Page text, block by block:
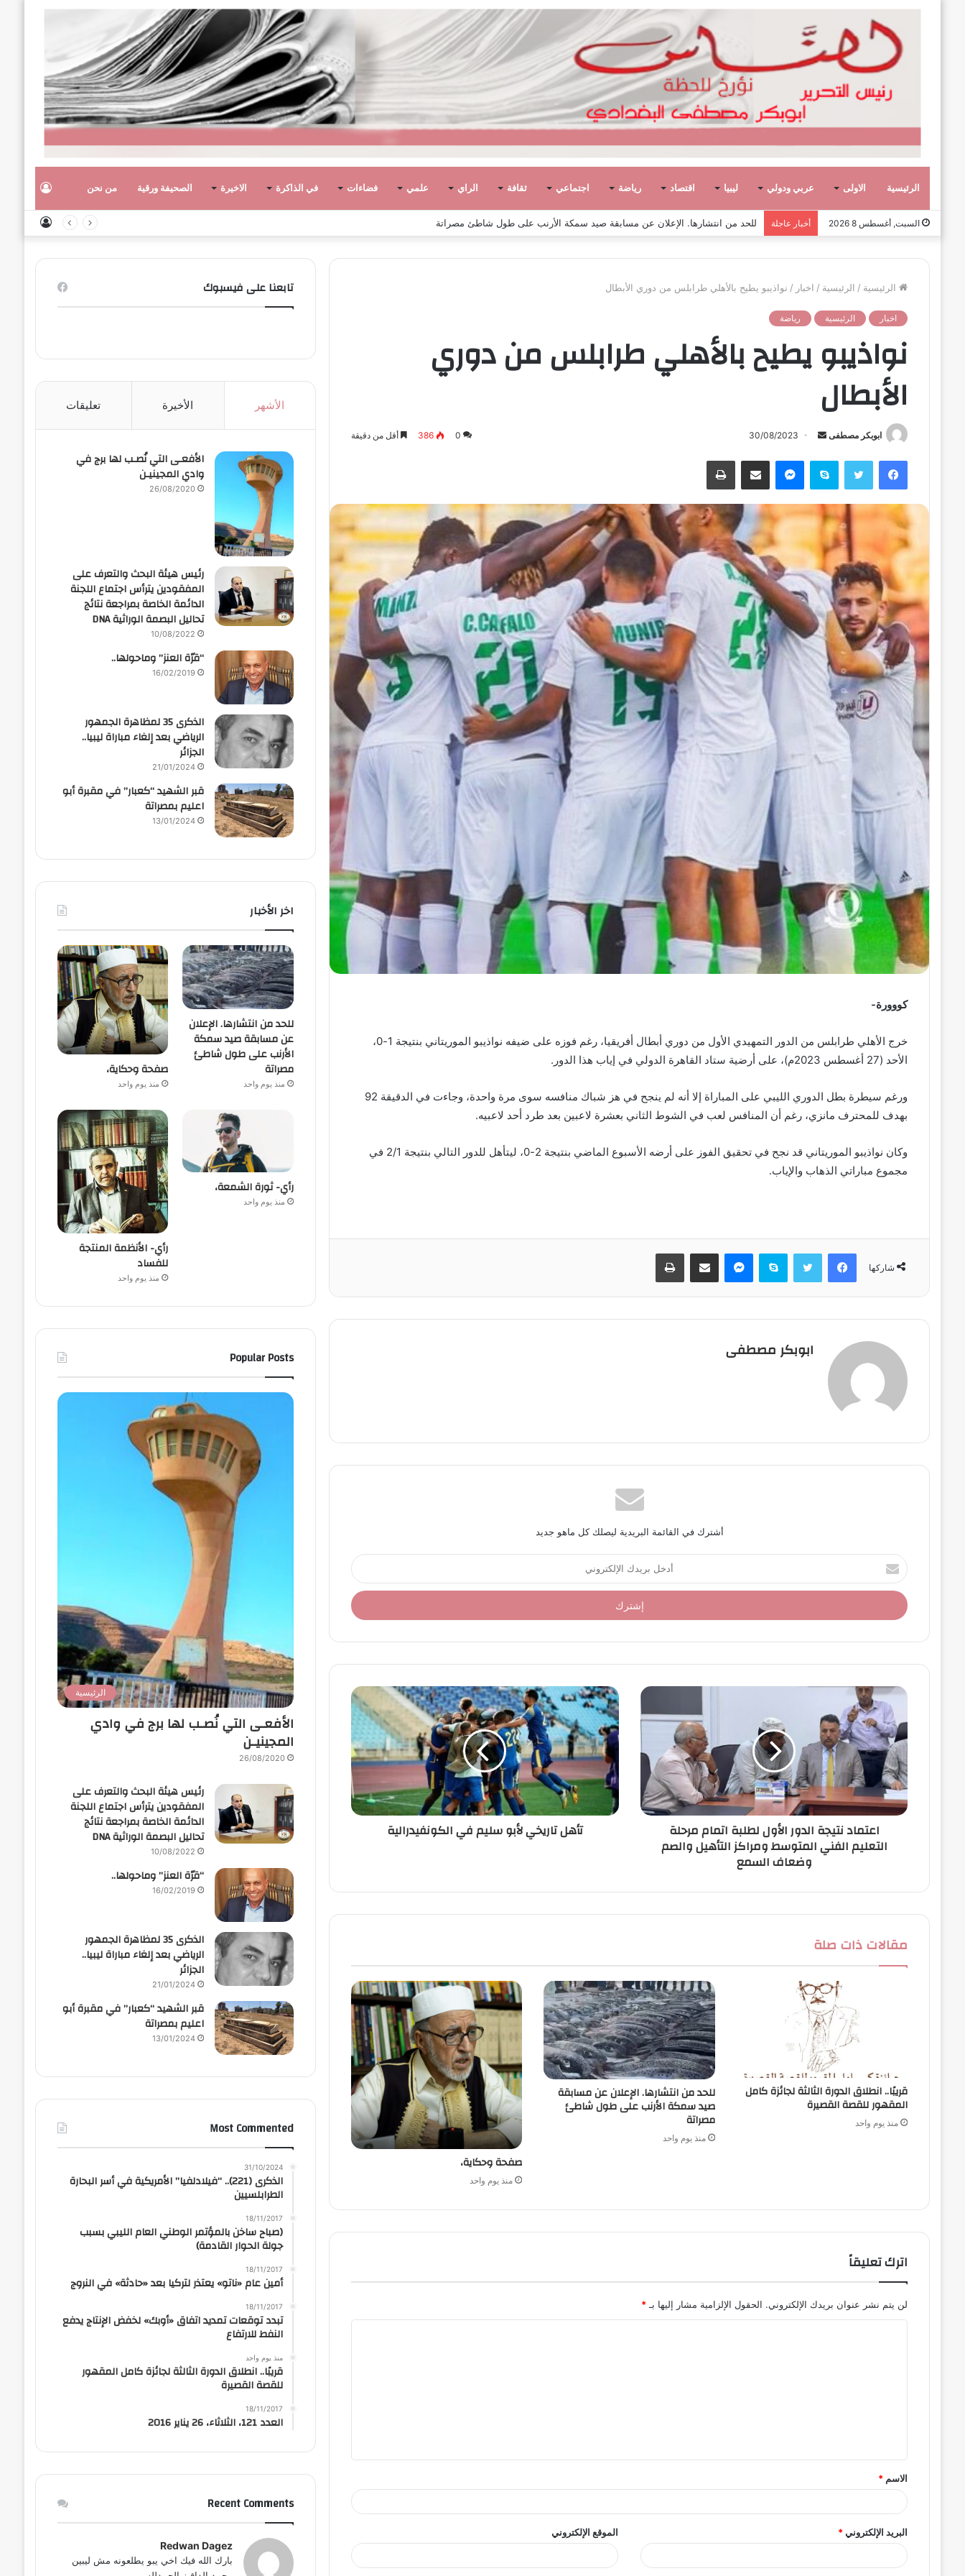
الرئيسية الاولى عربي ودولي ليبيا اقتصاد رياضة اجتماعي ثقافة الراي علمي فضاءات في الذاكرة الاخيرة الصحيفة ورقية من نحن
السبت, أغسطس 8 2026 أخبار عاجلة صفحة وحكاية،
الرئيسية / الرئيسية / اخبار / نواذيبو يطيح بالأهلي طرابلس من دوري الأبطال
اخبار الرئيسية رياضة
نواذيبو يطيح بالأهلي طرابلس من دوري
الأبطال
ابوبكر مصطفى
أ
ب
ر
د
ا
إ
ل
ك
ر
ن
ا
30/08/2023
0
386 أقل من دقيقة
فيسبوك تويتر سكايب ماسنجر مشاركة عبر البريد طباعة
كووورة-
خرج الأهلي طرابلس من الدور التمهيدي الأول من دوري أبطال أفريقيا، رغم فوزه على ضيفه نواذيبو الموريتاني بنتيجة 1-0،
الأحد (27 أغسطس 2023م)، على أرضية ستاد القاهرة الدولي في إياب هذا الدور.
ورغم سيطرة بطل الدوري الليبي على المباراة إلا أنه لم ينجح في هز شباك منافسه سوى مرة واحدة، وجاءت في الدقيقة 92
بهدف للمحترف مانزي، رغم أن المنافس لعب في الشوط الثاني بعشرة لاعبين بعد طرد أحد لاعبيه.
وكان نواذيبو الموريتاني قد نجح في تحقيق الفوز على أرضه الأسبوع الماضي بنتيجة 2-0، ليتأهل للدور التالي بنتيجة 2/1 في
مجموع مباراتي الذهاب والإياب.
شاركها
فيسبوك تويتر سكايب ماسنجر مشاركة عبر البريد طباعة
ابوبكر مصطفى
أشترك في القائمة البريدية ليصلك كل ماهو جديد
أ
د
خ
ل
د
ا
ل
ت
ر
و
اعتماد نتيجة الدور الأول لطلبة اتمام مرحلة
التعليم الفني المتوسط ومراكز التأهيل والصم
وضعاف السمع
تأهل تاريخي لأبو سليم في الكونفيدرالية
مقالات ذات صلة
قريبًا.. انطلاق الدورة الثالثة لجائزة كامل
المقهور للقصة القصيرة
منذ يوم واحد
للحد من انتشارها. الإعلان عن مسابقة
صيد سمكة الأرنب على طول شاطئ
مصراتة
منذ يوم واحد
صفحة وحكاية،
منذ يوم واحد
اترك تعليقاً
لن يتم نشر عنوان بريدك الإلكتروني. الحقول الإلزامية مشار إليها بـ *
ق
*
الاسم *
البريد الإلكتروني* الموقع الإلكتروني
تابعنا على فيسبوك
الأشهر الأخيرة تعليقات
الأفعـى التي نُصـب لها برج في
وادي المجينيـن
26/08/2020
رئيس هيئة البحث والتعرف على
المفقودين يترأس اجتماع اللجنة
الدائمة الخاصة بمراجعة نتائج
تحاليل البصمة الوراثية DNA
10/08/2022
“قرّة العنز” وماحولها..
16/02/2019
الذكرى 35 لمظاهرة الجمهور
الرياضي بعد إلغاء مباراة ليبيا..
الجزائر
21/01/2024
قبر الشهيد “كعبار” في مقبرة أبو
اعليم بمصراتة
13/01/2024
اخر الأخبار
للحد من انتشارها. الإعلان
عن مسابقة صيد سمكة
الأرنب على طول شاطئ
مصراتة
منذ يوم واحد
صفحة وحكاية،
منذ يوم واحد
رأي- ثورة الشمعة،
منذ يوم واحد
رأي- الأنظمة المنتجة
للفساد
منذ يوم واحد
Popular Posts
الرئيسية
الأفعـى التي نُصـب لها برج في وادي
المجينيـن
26/08/2020
رئيس هيئة البحث والتعرف على
المفقودين يترأس اجتماع اللجنة
الدائمة الخاصة بمراجعة نتائج
تحاليل البصمة الوراثية DNA
10/08/2022
“قرّة العنز” وماحولها..
16/02/2019
الذكرى 35 لمظاهرة الجمهور
الرياضي بعد إلغاء مباراة ليبيا..
الجزائر
21/01/2024
قبر الشهيد “كعبار” في مقبرة أبو
اعليم بمصراتة
13/01/2024
Most Commented
31/10/2024
الذكرى (221).. “فيلادلفيا” الأمريكية في أسر البحارة
الطرابلسيين
18/11/2017
(صباح ساخن بالمؤتمر الوطني العام الليبي بسبب
جولة الحوار القادمة)
18/11/2017
أمين عام «ناتو» يعتذر لتركيا بعد «حادثة» في النروج
18/11/2017
تبدد توقعات تمديد اتفاق «أوبك» لخفض الإنتاج يدفع
النفط للارتفاع
منذ يوم واحد
قريبًا.. انطلاق الدورة الثالثة لجائزة كامل المقهور
للقصة القصيرة
18/11/2017
العدد 121، الثلاثاء، 26 يناير 2016
Recent Comments
Redwan Dagez
بارك الله فيك اخي يبو يطلعونه مش ليبين